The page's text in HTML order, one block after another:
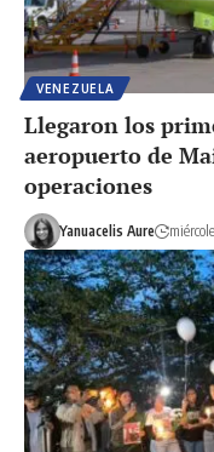
VENEZUELA
Llegaron los
aeropuerto de
operaciones
Yanuacelis Aure